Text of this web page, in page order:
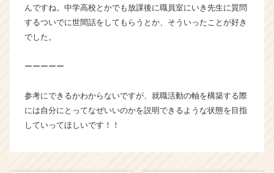
んですね。中学高校とかでも放課後に職員室にいき先生に質問
するついでに世間話をしてもらうとか、そういったことが好き
でした。
ーーーーー
参考にできるかわからないですが、就職活動の軸を構築する際
には自分にとってなぜいいのかを説明できるような状態を目指
していってほしいです！！